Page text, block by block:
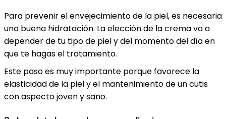
Para prevenir el envejecimiento de la piel, es necesaria
una buena hidratación. La elección de la crema va a
depender de tu tipo de piel y del momento del día en
que te hagas el tratamiento.
Este paso es muy importante porque favorece la
elasticidad de la piel y el mantenimiento de un cutis
con aspecto joven y sano.